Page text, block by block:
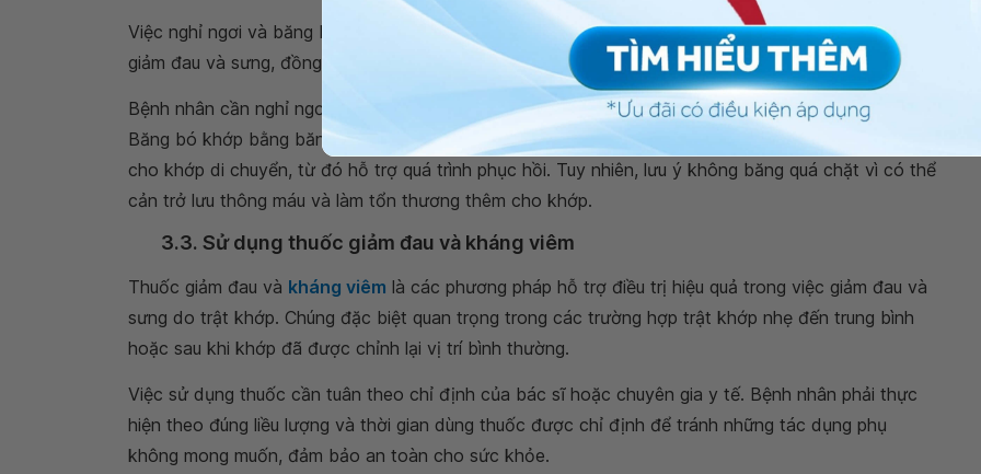
Việc nghỉ ngơi và băng bó là những biện pháp quan trọng trong quá trình phục hồi sau trật khớp giúp
giảm đau và sưng, đồng thời ngăn ngừa tổn thương thêm cho khớp.
Bệnh nhân cần nghỉ ngơi và giữ khớp ở trạng thái tĩnh tại để giảm bớt sự đau đớn và sưng tấy.
Băng bó khớp bằng băng dính hoặc băng cứng cũng cần được thực hiện để ổn định khớp và tránh
cho khớp di chuyển, từ đó hỗ trợ quá trình phục hồi. Tuy nhiên, lưu ý không băng quá chặt vì có thể
cản trở lưu thông máu và làm tổn thương thêm cho khớp.
3.3. Sử dụng thuốc giảm đau và kháng viêm
Thuốc giảm đau và kháng viêm là các phương pháp hỗ trợ điều trị hiệu quả trong việc giảm đau và
sưng do trật khớp. Chúng đặc biệt quan trọng trong các trường hợp trật khớp nhẹ đến trung bình
hoặc sau khi khớp đã được chỉnh lại vị trí bình thường.
Việc sử dụng thuốc cần tuân theo chỉ định của bác sĩ hoặc chuyên gia y tế. Bệnh nhân phải thực
hiện theo đúng liều lượng và thời gian dùng thuốc được chỉ định để tránh những tác dụng phụ
không mong muốn, đảm bảo an toàn cho sức khỏe.